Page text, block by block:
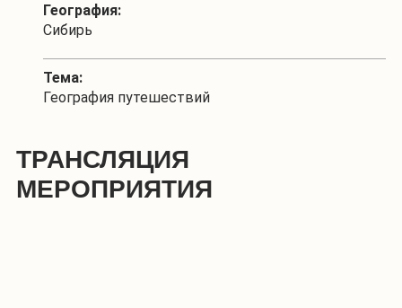
География:
Сибирь
Тема:
География путешествий
ТРАНСЛЯЦИЯ
МЕРОПРИЯТИЯ